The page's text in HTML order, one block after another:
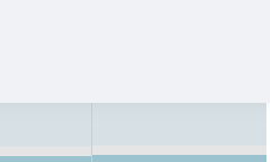
accesibil,